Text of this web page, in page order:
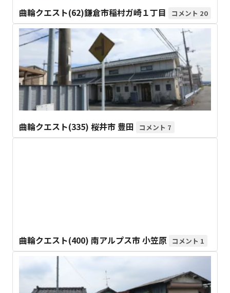
曲輪クエスト(62)鎌倉市稲村ガ崎１丁目 20
曲輪クエスト(335) 桜井市 豊田 7
曲輪クエスト(400) 南アルプス市 小笠原 1